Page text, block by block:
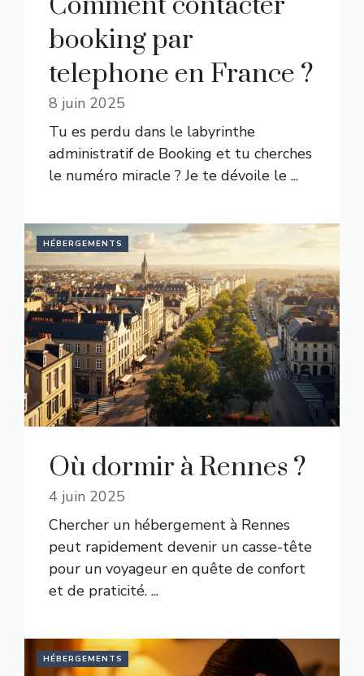
booking par
telephone en France ?
8 juin 2025
Tu es perdu dans le labyrinthe
administratif de Booking et tu cherches
le numéro miracle ? Je te dévoile le ...
HÉBERGEMENTS
Où dormir à Rennes ?
4 juin 2025
Chercher un hébergement à Rennes
peut rapidement devenir un casse-tête
pour un voyageur en quête de confort
et de praticité. ...
HÉBERGEMENTS